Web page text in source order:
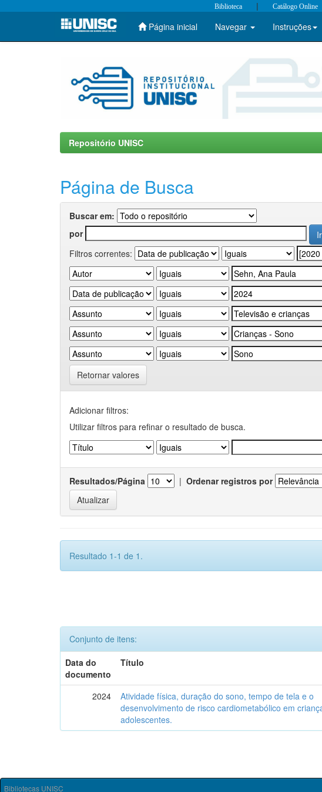
Skip
Biblioteca | Catálogo Online
Página inicial Navegar Instruções
Repositório UNISC
Página de Busca
Buscar em:
por
Filtros correntes:
Retornar valores
Adicionar filtros:
Utilizar filtros para refinar o resultado de busca.
Resultados/Página | Ordenar registros por
Resultado 1-1 de 1.
Conjunto de itens:
Data do
documento
Título
2024
Atividade física, duração do sono, tempo de tela e o
desenvolvimento de risco cardiometabólico em
adolescentes.
Bibliotecas UNISC